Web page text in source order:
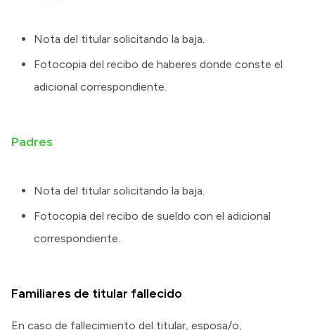
Nota del titular solicitando la baja.
Fotocopia del recibo de haberes donde conste el
adicional correspondiente.
Padres
Nota del titular solicitando la baja.
Fotocopia del recibo de sueldo con el adicional
correspondiente.
Familiares de titular fallecido
En caso de fallecimiento del titular, esposa/o,